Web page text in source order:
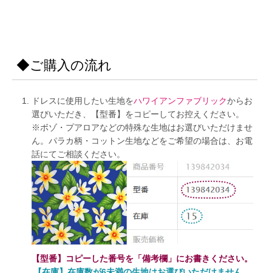
◆ご購入の流れ
ドレスに使用したい生地をハワイアンファブリックからお
選びいただき、【型番】をコピーしてお控えください。
※ボゾ・プアロアなどの特殊な生地はお選びいただけませ
ん。パラカ柄・コットン生地などをご希望の場合は、お電
話にてご相談ください。
【型番】コピーした番号を「備考欄」にお書きください。